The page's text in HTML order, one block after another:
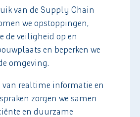
van de Supply Chain
we opstoppingen,
de veiligheid op en
en beperken we
omgeving.
van realtime informatie en
zorgen we samen
en duurzame